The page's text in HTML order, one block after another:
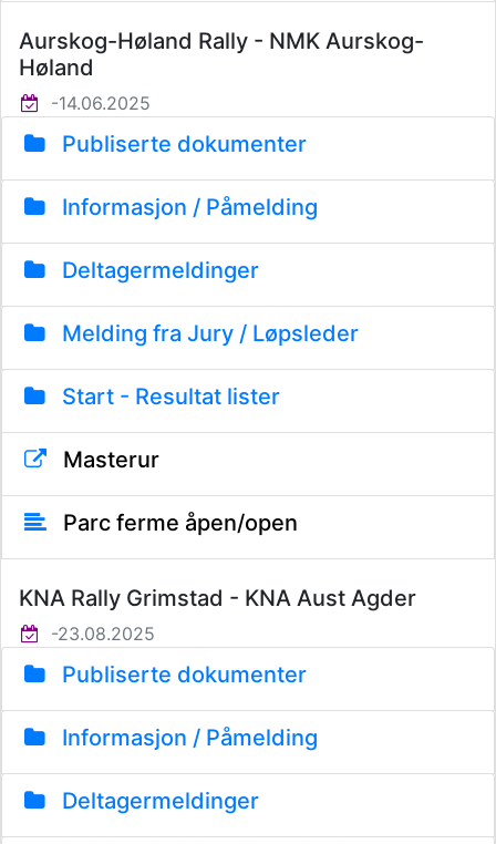
Aurskog-Høland Rally - NMK Aurskog-
Høland
-14.06.2025
Publiserte dokumenter
Informasjon / Påmelding
Deltagermeldinger
Melding fra Jury / Løpsleder
Start - Resultat lister
Masterur
Parc ferme åpen/open
KNA Rally Grimstad - KNA Aust Agder
-23.08.2025
Publiserte dokumenter
Informasjon / Påmelding
Deltagermeldinger